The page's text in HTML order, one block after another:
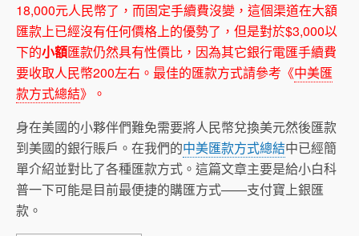
18,000元人民幣了，而固定手續費沒變，這個渠道在大額
匯款上已經沒有任何價格上的優勢了，但是對於$3,000以
下的小額匯款仍然具有性價比，因為其它銀行電匯手續費
要收取人民幣200左右。最佳的匯款方式請參考《中美匯
款方式總結》。
身在美國的小夥伴們難免需要將人民幣兌換美元然後匯款
到美國的銀行賬戶。在我們的中美匯款方式總結中已經簡
單介紹並對比了各種匯款方式。這篇文章主要是給小白科
普一下可能是目前最便捷的購匯方式——支付寶上銀匯
款。